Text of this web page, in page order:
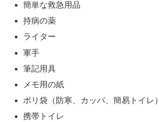
簡単な救急用品
持病の薬
ライター
軍手
筆記用具
メモ用の紙
ボリ袋（防寒、カッパ、簡易トイレ）
携帯トイレ